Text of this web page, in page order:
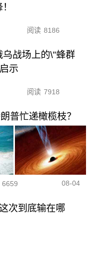
阅读 8186
乌战场上的\"蜂群
示
阅读 7918
普忙递橄榄枝？
6659 08-04
次到底输在哪